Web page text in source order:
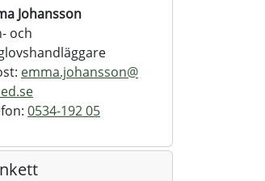
Johansson
och
emma.johansson@
0534-192 05